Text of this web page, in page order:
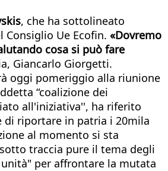
, che ha sottolineato
Ue Ecofin. «Dovremo
cosa si può fare
Giancarlo Giorgetti.
oggi pomeriggio alla riunione
“coalizione dei
all'iniziativa'', ha riferito
di riportare in patria i 20mila
al momento si sta
traccia pure il tema degli
per affrontare la mutata